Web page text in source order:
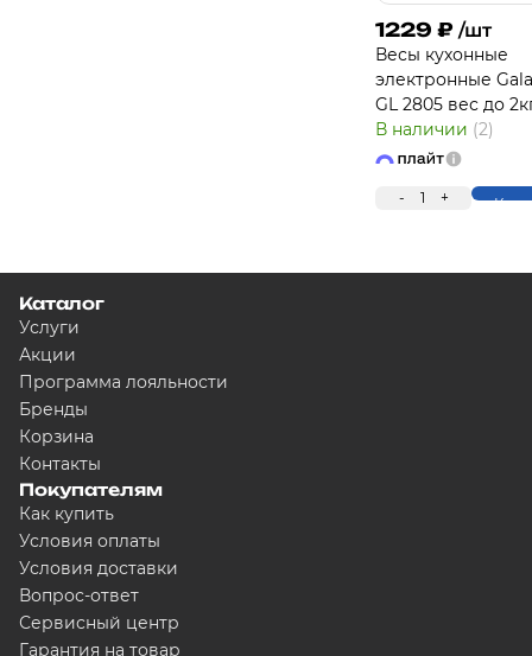
1229 ₽ /шт
Весы кухонные
электронные
GL 2805 вес до
В наличии (2)
- 1 +
Каталог
Услуги
Акции
Программа лояльности
Бренды
Корзина
Контакты
Покупателям
Как купить
Условия оплаты
Условия доставки
Вопрос-ответ
Сервисный центр
Гарантия на товар